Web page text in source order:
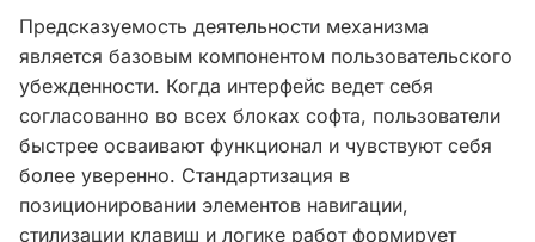
Предсказуемость деятельности механизма
является базовым компонентом пользовательского
убежденности. Когда интерфейс ведет себя
согласованно во всех блоках софта, пользователи
быстрее осваивают функционал и чувствуют себя
более уверенно. Стандартизация в
позиционировании элементов навигации,
стилизации клавиш и логике работ формирует